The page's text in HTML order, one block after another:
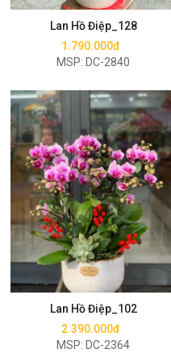
Lan Hồ Điệp_128
1.790.000đ
MSP: DC-2840
Lan Hồ Điệp_102
2.390.000đ
MSP: DC-2364
Mua ngay